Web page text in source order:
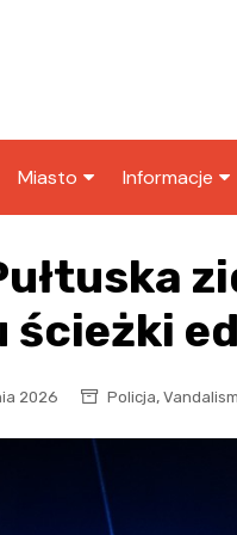
Miasto
Wydarzenia
Kronika policyjna
Informacje
Podróże
Biznes
ścieżki
2026 Policja, Vandalism